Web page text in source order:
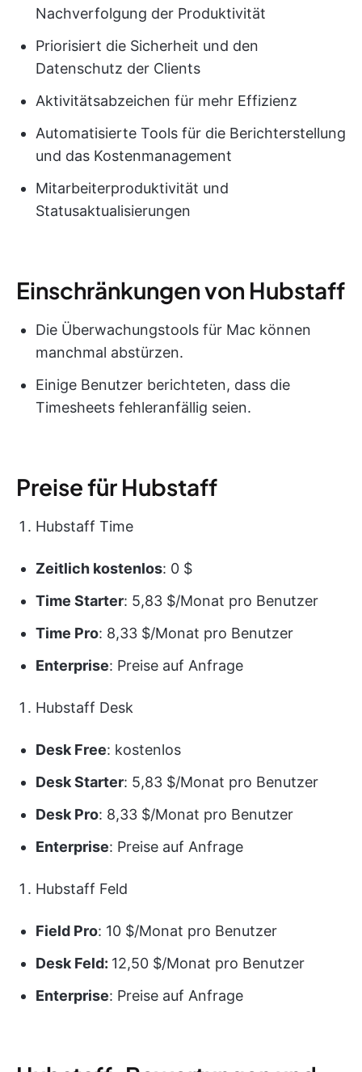
Nachverfolgung der Produktivität
Priorisiert die Sicherheit und den
Datenschutz der Clients
Aktivitätsabzeichen für mehr Effizienz
Automatisierte Tools für die Berichterstellung
und das Kostenmanagement
Mitarbeiterproduktivität und
Statusaktualisierungen
Einschränkungen von Hubstaff
Die Überwachungstools für Mac können
manchmal abstürzen.
Einige Benutzer berichteten, dass die
Timesheets fehleranfällig seien.
Preise für Hubstaff
Hubstaff Time
Zeitlich kostenlos: 0 $
Time Starter: 5,83 $/Monat pro Benutzer
Time Pro: 8,33 $/Monat pro Benutzer
Enterprise: Preise auf Anfrage
Hubstaff Desk
Desk Free: kostenlos
Desk Starter: 5,83 $/Monat pro Benutzer
Desk Pro: 8,33 $/Monat pro Benutzer
Enterprise: Preise auf Anfrage
Hubstaff Feld
Field Pro: 10 $/Monat pro Benutzer
Desk Feld: 12,50 $/Monat pro Benutzer
Enterprise: Preise auf Anfrage